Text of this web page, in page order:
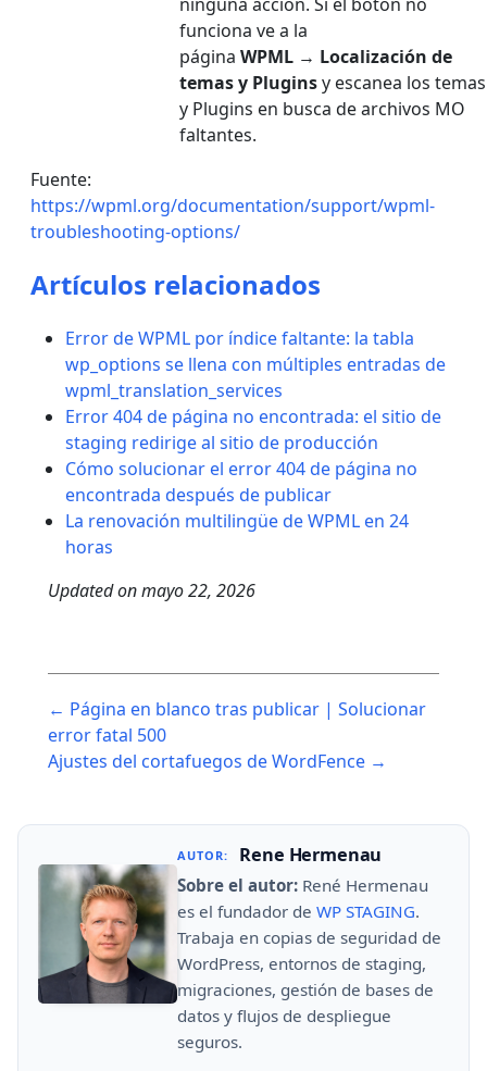
funciona ve a la
página WPML → Localización de
temas y Pluginsy escanea los temas
y Plugins en busca de archivos MO
faltantes.
Fuente:
https://wpml.org/documentation/support/wpml-
troubleshooting-options/
Artículos relacionados
Error de WPML por índice faltante: la tabla
wp_options se llena con múltiples entradas de
wpml_translation_services
Error 404 de página no encontrada: el sitio de
staging redirige al sitio de producción
Cómo solucionar el error 404 de página no
encontrada después de publicar
La renovación multilingüe de WPML en 24
horas
Updated onmayo 22, 2026
navigation
← Página en blanco tras publicar | Solucionar
error fatal 500
Ajustes del cortafuegos de WordFence →
AUTOR: Rene Hermenau
Sobre el autor: René Hermenau
es el fundador de WP STAGING.
Trabaja en copias de seguridad de
WordPress, entornos de staging,
migraciones, gestión de bases de
datos y flujos de despliegue
seguros.